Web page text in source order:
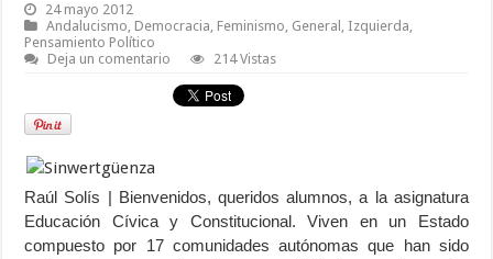
24 mayo 2012
Andalucismo, Democracia, Feminismo, General , Izquierda,
Pensamiento Político
Deja un comentario
214 Vistas
Raúl Solís | Bienvenidos, queridos alumnos, a la asignatura
Educación Cívica y Constitucional. Viven en un Estado
compuesto por 17 comunidades autónomas que han sido